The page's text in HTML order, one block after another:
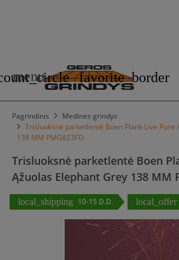
menu favorite_border
Pagrindinis
Medinės grindys
Trisluoksnė parketlentė Boen Plank Live Pure
138 MM PMG8Z3FD
Trisluoksnė parketlentė Boen
Ąžuolas Elephant Grey 138 MM
local_shipping 10-15 D.D. local_offer